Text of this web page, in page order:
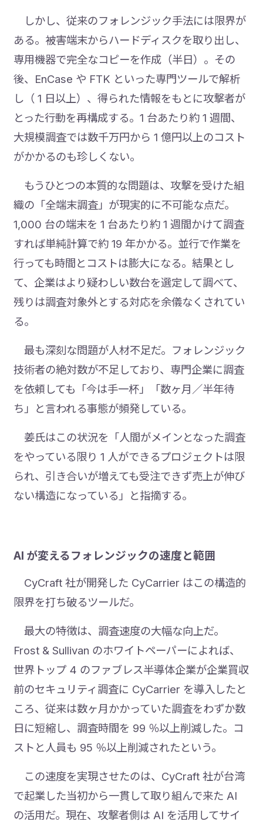
しかし、従来のフォレンジック手法には限界が
ある。被害端末からハードディスクを取り出し、
専用機器で完全なコピーを作成（半日）。その
後、EnCase や FTK といった専門ツールで解析
し（ 1 日以上）、得られた情報をもとに攻撃者が
とった行動を再構成する。1 台あたり約 1 週間、
大規模調査では数千万円から 1 億円以上のコスト
がかかるのも珍しくない。
もうひとつの本質的な問題は、攻撃を受けた組
織の「全端末調査」が現実的に不可能な点だ。
1,000 台の端末を 1 台あたり約 1 週間かけて調査
すれば単純計算で約 19 年かかる。並行で作業を
行っても時間とコストは膨大になる。結果とし
て、企業はより疑わしい数台を選定して調べて、
残りは調査対象外とする対応を余儀なくされてい
る。
最も深刻な問題が人材不足だ。フォレンジック
技術者の絶対数が不足しており、専門企業に調査
を依頼しても「今は手一杯」「数ヶ月／半年待
ち」と言われる事態が頻発している。
姜氏はこの状況を「人間がメインとなった調査
をやっている限り 1 人ができるプロジェクトは限
られ、引き合いが増えても受注できず売上が伸び
ない構造になっている」と指摘する。
AI が変えるフォレンジックの速度と範囲
CyCraft 社が開発した CyCarrier はこの構造的
限界を打ち破るツールだ。
最大の特徴は、調査速度の大幅な向上だ。
Frost & Sullivan のホワイトペーパーによれば、
世界トップ 4 のファブレス半導体企業が企業買収
前のセキュリティ調査に CyCarrier を導入したと
ころ、従来は数ヶ月かかっていた調査をわずか数
日に短縮し、調査時間を 99 ％以上削減した。コ
ストと人員も 95 ％以上削減されたという。
この速度を実現させたのは、CyCraft 社が台湾
で起業した当初から一貫して取り組んで来た AI
の活用だ。現在、攻撃者側は AI を活用してサイ